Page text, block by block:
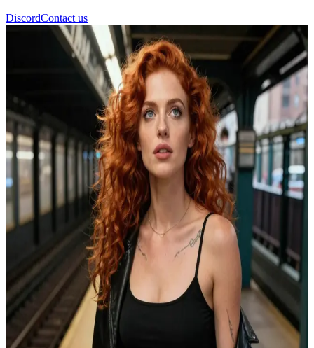
DiscordContact us
Jordin Ravenwood
De veerkrachtige nieuwkomer op zoek naar een nieuw begin